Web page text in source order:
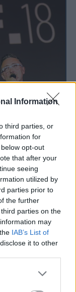
Information
third parties, or
for
opt-out
that after your
seeing
utilized by
parties prior to
the further
parties on the
may
IAB’s List of
it to other
film
Giurgiu
a
megdöntő